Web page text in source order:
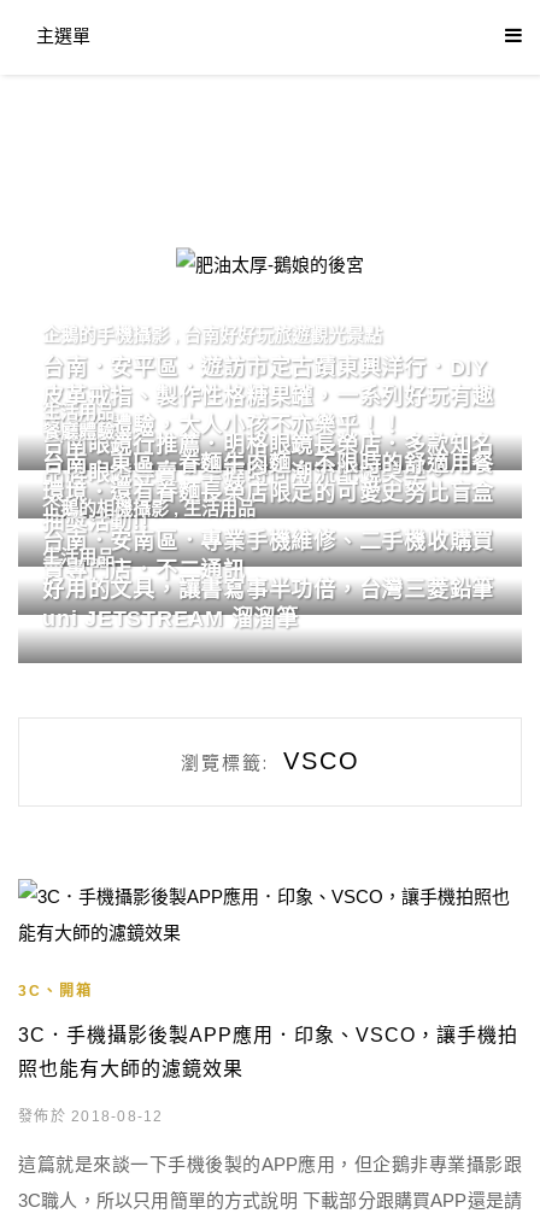
主選單
肥油太厚-鵝娘的後宮
企鵝的手機攝影 台南好好玩旅遊觀光景點
台南．安平區．遊訪市定古蹟東興洋行．DIY
皮革戒指、製作性格糖果罐，一系列好玩有趣
的手作體驗，大人小孩不亦樂乎！！
生活用品
台南眼鏡行推薦．明格眼鏡長榮店．多款知名
品牌眼鏡專賣．掌握時尚潮流配鏡美學。
餐廳體驗
台南．東區．眷麵牛肉麵．不限時的舒適用餐
環境．還有眷麵長榮店限定的可愛史努比盲盒
抽獎活動!!
企鵝的相機攝影,生活用品
台南．安南區．專業手機維修、二手機收購買
賣專門店．不二通訊
生活用品
好用的文具，讓書寫事半功倍，台灣三菱鉛筆
uni JETSTREAM 溜溜筆
瀏覽標籤: VSCO
3C、開箱
3C．手機攝影後製APP應用．印象、VSCO，讓手機拍
照也能有大師的濾鏡效果
發佈於 2018-08-12
這篇就是來談一下手機後製的APP應用，但企鵝非專業攝影跟
3C職人，所以只用簡單的方式說明 下載部分跟購買APP還是請